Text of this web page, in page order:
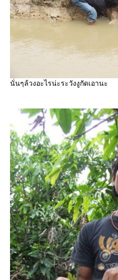
นั่นๆล้วงอะไรน่ะระวังงูกัดเอานะ